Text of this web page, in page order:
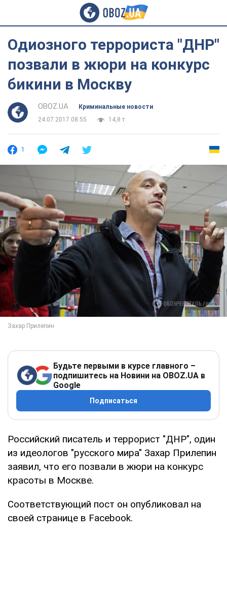
Одиозного террориста "ДНР"
позвали в жюри на конкурс
бикини в Москву
OBOZ.UA
Криминальные новости
24.07.2017 08:55
14,8 т.
1
Будьте первыми в курсе главного –
подпишитесь на Новини на OBOZ.UA в
Google
Подписаться
Российский писатель и террорист "ДНР", один
из идеологов "русского мира" Захар Прилепин
заявил, что его позвали в жюри на конкурс
красоты в Москве.
Соответствующий пост он опубликовал на
своей странице в Facebook.